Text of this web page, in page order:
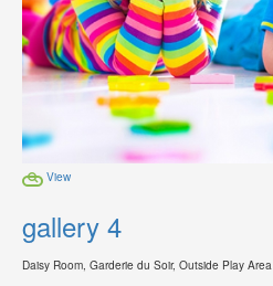
View
gallery 4
Daisy Room, Garderie du Soir, Outside Play Area